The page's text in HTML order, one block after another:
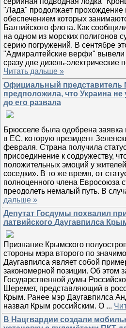
"Лада" продолжает прохождение
обеспечением которых
Балтийского флота. Как
на одном из морских полигонов
серию погружений. В сентябре
"Адмиралтейские верфи"
сразу две дизель-электрические
Читать дальше »
Официальный
предположила, что Украина не
до его развала
Брюсселе была одобрена заявка
в ЕС, которую президент
февраля. Страна получила
присоединение к содружеству,
положительных эмоций у
соседки». В то же время, от
полноценного члена Евросоюза
преодолеть немалый путь. В
дальше »
Депутат Госдумы похвалил
латвийского Даугавпилса
Признание Крымского
стороны мэра второго по
Даугавпилса являет собой
закономерной позиции. Об этом
Государственной думы
Шеремет, представляющий в
Крым. Ранее мэр Даугавпилса
назвал Крым российским. О ...
В Нацгвардии создали